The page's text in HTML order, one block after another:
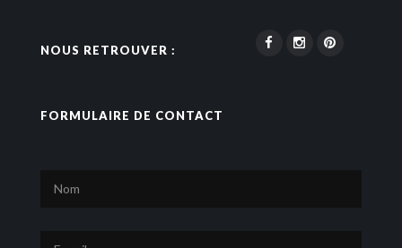
NOUS RETROUVER :
FORMULAIRE DE CONTACT